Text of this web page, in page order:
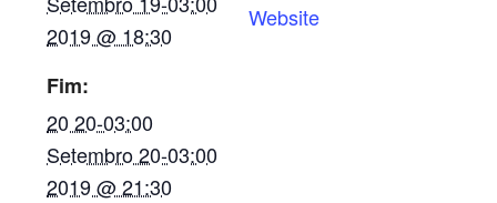
2019 @ 18:30
Fim:
20 20-03:00
Setembro 20-03:00
2019 @ 21:30
Website